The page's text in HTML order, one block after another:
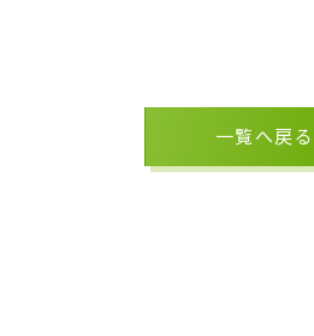
一覧へ戻る